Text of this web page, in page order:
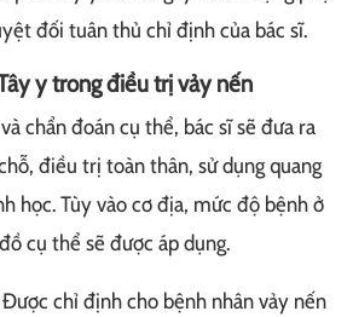
đối tuân thủ chỉ định của bác sĩ.
y trong điều trị vảy nến
chẩn đoán cụ thể, bác sĩ sẽ đưa ra
điều trị toàn thân, sử dụng quang
học. Tùy vào cơ địa, mức độ bệnh ở
cụ thể sẽ được áp dụng.
chỉ định cho bệnh nhân vảy nến